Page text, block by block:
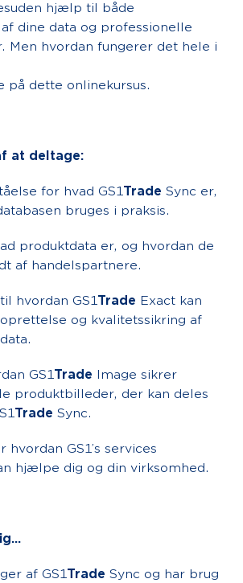
hjælp til både
dine data og professionelle
Men hvordan fungerer det hele i
på dette onlinekursus.
at deltage:
for hvad GS1Trade Sync er,
bruges i praksis.
produktdata er, og hvordan de
af handelspartnere.
hvordan GS1Trade Exact kan
og kvalitetssikring af
GS1Trade Image sikrer
produktbilleder, der kan deles
Trade Sync.
hvordan GS1’s services
hjælpe dig og din virksomhed.
af GS1Trade Sync og har brug